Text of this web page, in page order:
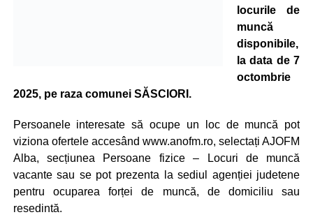
locurile de
muncă
disponibile,
la data de 7
octombrie
2025, pe raza comunei SĂSCIORI.
Persoanele interesate să ocupe un loc de muncă pot
viziona ofertele accesând www.anofm.ro, selectați AJOFM
Alba, secțiunea Persoane fizice – Locuri de muncă
vacante sau se pot prezenta la sediul agenției judetene
pentru ocuparea forței de muncă, de domiciliu sau
resedintă.